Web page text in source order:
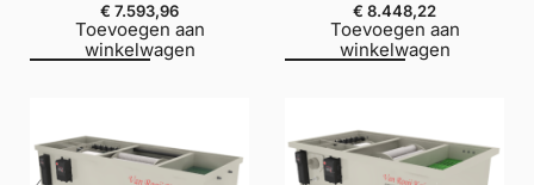
€ 7.593,96
Toevoegen aan
winkelwagen
€ 8.448,22
Toevoegen aan
winkelwagen